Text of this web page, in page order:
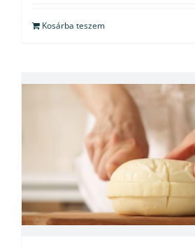
Kosárba teszem